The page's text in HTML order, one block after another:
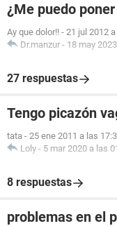
¿Me puedo
Ay que dolor!! - 21 jul 2012
Dr.manzur - 18 may
27 respuestas
Tengo picazón
tata - 25 ene 2011 a las
Loly - 5 mar 2020 a las
8 respuestas
problemas en el